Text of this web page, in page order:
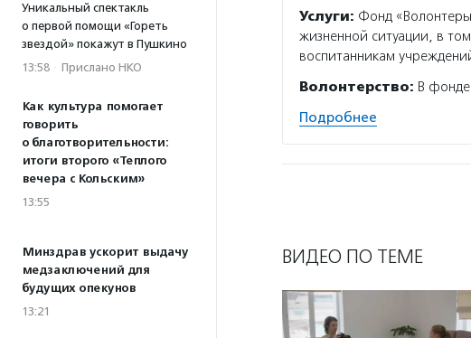
Уникальный спектакль
о первой помощи «Гореть
звездой» покажут в Пушкино
13:58 · Прислано НКО
Как культура помогает
говорить
о благотворительности:
итоги второго «Теплого
вечера с Кольским»
13:55
Минздрав ускорит выдачу
медзаключений для
будущих опекунов
13:21
Услуги: Фонд
жизненной ситуации, в
воспитанникам
Волонтерство: В
Подробнее
ВИДЕО ПО ТЕМЕ